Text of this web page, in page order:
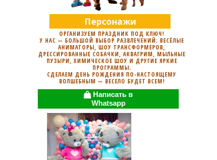
Персонажи
ОРГАНИЗУЕМ ПРАЗДНИК ПОД КЛЮЧ!
У НАС — БОЛЬШОЙ ВЫБОР РАЗВЛЕЧЕНИЙ: ВЕСЁЛЫЕ
АНИМАТОРЫ, ШОУ ТРАНСФОРМЕРОВ,
ДРЕССИРОВАННЫЕ СОБАЧКИ, АКВАГРИМ, МЫЛЬНЫЕ
ПУЗЫРИ, ХИМИЧЕСКОЕ ШОУ И ДРУГИЕ ЯРКИЕ
ПРОГРАММЫ.
СДЕЛАЕМ ДЕНЬ РОЖДЕНИЯ ПО-НАСТОЯЩЕМУ
ВОЛШЕБНЫМ — ВЕСЕЛО БУДЕТ ВСЕМ!
 Написать в
Whatsapp